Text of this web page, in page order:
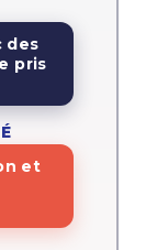
des
pris
et